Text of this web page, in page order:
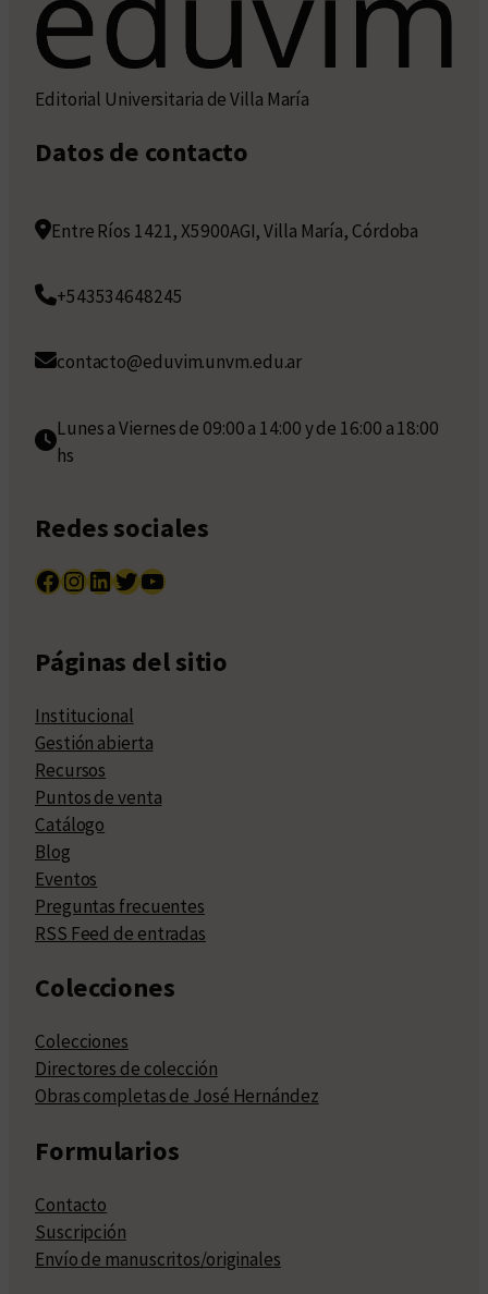
Editorial Universitaria de Villa María
Datos de contacto
Entre Ríos 1421, X5900AGI, Villa María, Córdoba
+543534648245
contacto@eduvim.unvm.edu.ar
Lunes a Viernes de 09:00 a 14:00 y de 16:00 a 18:00
hs
Redes sociales
Facebook InstagramLinkedIn Twitter YouTube
Páginas del sitio
Institucional
Gestión abierta
Recursos
Puntos de venta
Catálogo
Blog
Eventos
Preguntas frecuentes
RSS Feed de entradas
Colecciones
Colecciones
Directores de colección
Obras completas de José Hernández
Formularios
Contacto
Suscripción
Envío de manuscritos/originales